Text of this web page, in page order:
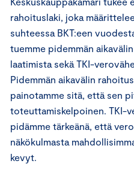
rahoituslaki, joka
suhteessa BKT:een
tuemme pidemmän
laatimista sekä TKI-
Pidemmän aikavälin
painotamme sitä, että sen
toteuttamiskelpoinen. TKI-
pidämme tärkeänä, että
näkökulmasta
kevyt.